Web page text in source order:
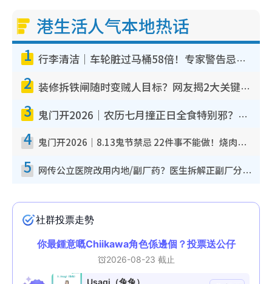
港生活人气本地热话
1 行李清洁｜车轮脏过马桶58倍！专家警告忌用酒精擦 教1招免脏手除菌
2 装修拆铁闸随时变贼人目标？网友揭2大关键用途：装新款等于白装？附新旧铁闸分别
3 鬼门开2026｜农历七月撞正日全食特别邪？专家警告切忌做一事！揭4大禁忌+2招保平安
4 鬼门开2026｜8.13鬼节禁忌 22件事不能做！烧肉、刺身要少食？半夜勿吹口哨/打给个电话
5 网传公立医院改用内地/副厂药？医生拆解正副厂分别，揭4类人换药随时出事